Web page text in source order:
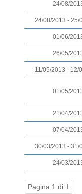
24/08/
24/08/2013 - 25/
01/06/
26/05/
11/05/2013 - 12/
01/05/
21/04/
07/04/
30/03/2013 - 31/
24/03/
Pagina 1 di 1